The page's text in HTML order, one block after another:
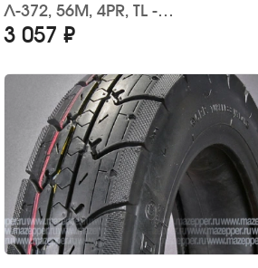
Л-372, 56M, 4PR, TL -
бескамерная шина
3 057 ₽